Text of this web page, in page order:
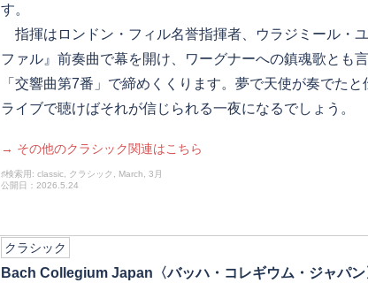
す。
指揮はロンドン・フィル名誉指揮者、ウラジミール・
ファル』前奏曲で幕を開け、ワーグナーへの鎮魂歌とも
「交響曲第7番」で締めくくります。夢で天使が奏でたと
ライブで聴けばそれが信じられる一夜になるでしょう。
→ その他のクラシック関連はこちら
♯検索用: classic, クラシック, March, 3月
公開日：2026.5.24
クラシック
Bach Collegium Japan〈バッハ・コレギウム・ジャパン